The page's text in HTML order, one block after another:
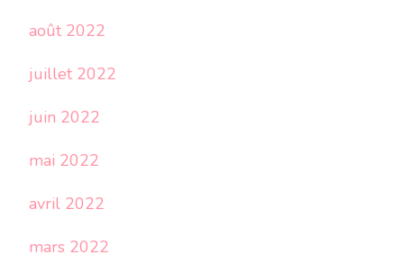
août 2022
juillet 2022
juin 2022
mai 2022
avril 2022
mars 2022